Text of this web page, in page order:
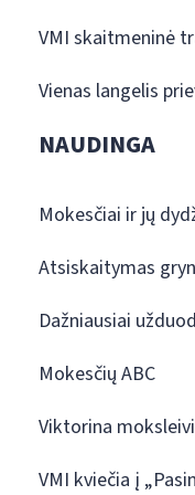
VMI skaitmeninė
Vienas langelis
NAUDINGA
Mokesčiai ir jų
Atsiskaitymas
Dažniausiai
Mokesčių ABC
Viktorina
VMI kviečia į